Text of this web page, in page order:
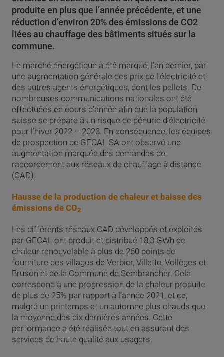
produite en plus que l’année précédente, et une
réduction d’environ 20% des émissions de CO2
liées au chauffage des bâtiments situés sur la
commune.
Le marché énergétique a été marqué, l’an dernier, par
une augmentation générale des prix de l’électricité et
des autres agents énergétiques, dont les pellets. De
nombreuses communications nationales ont été
effectuées en cours d’année afin que la population
suisse se prépare à un risque de pénurie d’électricité
pour l’hiver 2022 – 2023. En conséquence, les équipes
de prospection de GECAL SA ont observé une
augmentation marquée des demandes de
raccordement aux réseaux de chauffage à distance
(CAD).
Hausse de la production de chaleur et baisse des
émissions de CO2
Les différents réseaux CAD développés et exploités
par GECAL ont produit et distribué 18,3 GWh de
chaleur renouvelable à plus de 260 points de
fourniture des villages de Verbier, Villette, Vollèges et
Bruson et de la Commune de Sembrancher. Cela
correspond à une progression de la chaleur produite
de plus de 25% par rapport à l’année 2021, et ce,
malgré un printemps et un automne plus chauds que
la moyenne des dix dernières années. Cette
performance a été réalisée tout en assurant des
services de haute qualité aux usagers.